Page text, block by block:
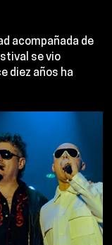
acompañada de
se vio
diez años ha